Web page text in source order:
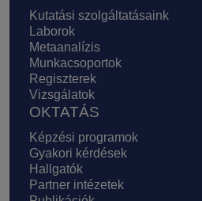
Kutatási szolgáltatásaink
Laborok
Metaanalízis
Munkacsoportok
Regiszterek
Vizsgálatok
OKTATÁS
Képzési programok
Gyakori kérdések
Hallgatók
Partner intézetek